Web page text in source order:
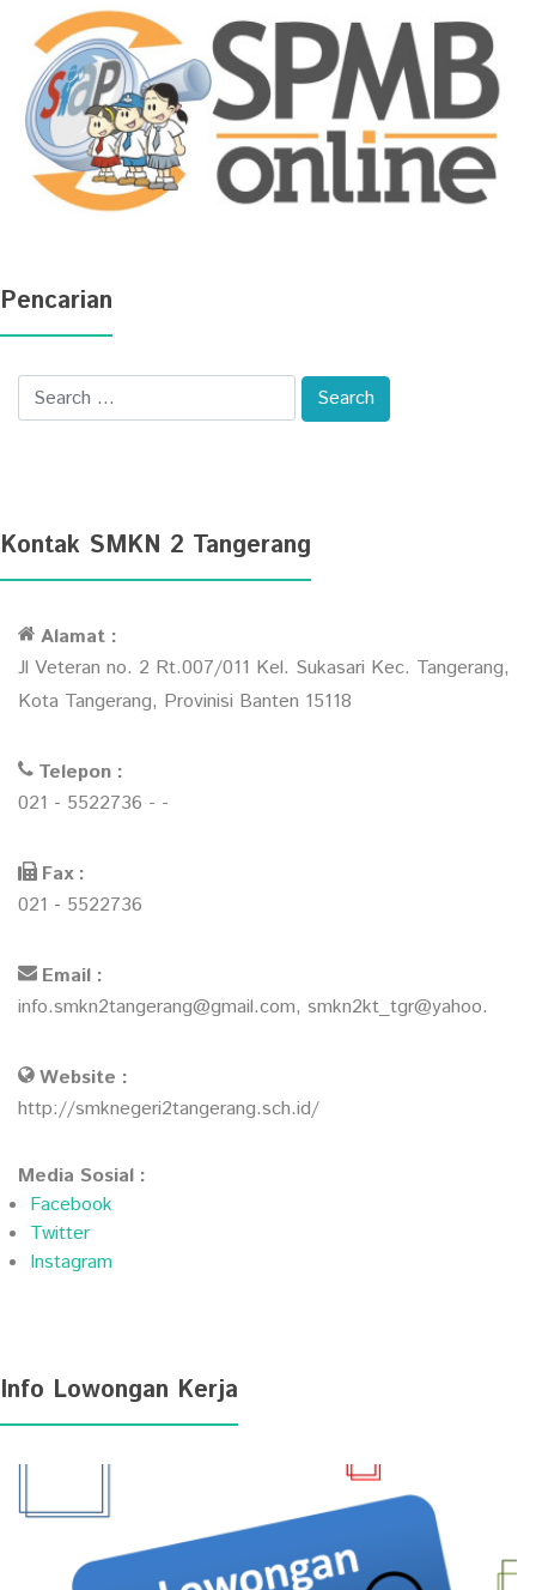
Pencarian
Kontak SMKN 2 Tangerang
Alamat :
Jl Veteran no. 2 Rt.007/011 Kel. Sukasari Kec. Tangerang,
Kota Tangerang, Provinisi Banten 15118
Telepon :
021 - 5522736 - -
Fax :
021 - 5522736
Email :
info.smkn2tangerang@gmail.com, smkn2kt_tgr@yahoo.
Website :
http://smknegeri2tangerang.sch.id/
Media Sosial :
Facebook
Twitter
Instagram
Info Lowongan Kerja